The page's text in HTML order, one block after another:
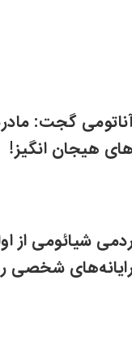
گجت:
های هیجان انگیز!
شیائومی از
شخصی